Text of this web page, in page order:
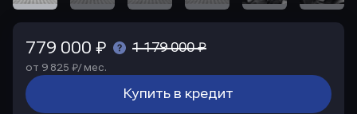
779 000 ₽ 1 179 000 ₽
от 9 825 ₽/ мес.
Купить в кредит